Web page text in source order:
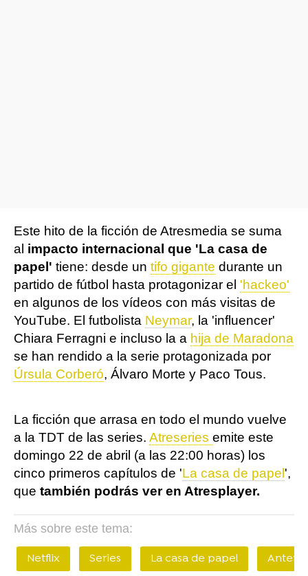
Este hito de la ficción de Atresmedia se suma
al impacto internacional que 'La casa de
papel' tiene: desde un tifo gigante durante un
partido de fútbol hasta protagonizar el 'hackeo'
en algunos de los vídeos con más visitas de
YouTube. El futbolista Neymar, la 'influencer'
Chiara Ferragni e incluso la a hija de Maradona
se han rendido a la serie protagonizada por
Úrsula Corberó, Álvaro Morte y Paco Tous.
La ficción que arrasa en todo el mundo vuelve
a la TDT de las series. Atreseries emite este
domingo 22 de abril (a las 22:00 horas) los
cinco primeros capítulos de 'La casa de papel ',
que también podrás ver en Atresplayer.
Más sobre este tema:
Netflix Series La casa de papel Antena